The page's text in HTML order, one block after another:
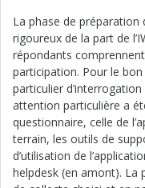
La phase de préparation
rigoureux de la part de
répondants
participation. Pour le
particulier
attention particulière a
questionnaire, celle de
terrain, les outils de
d’utilisation de
helpdesk (en amont). La